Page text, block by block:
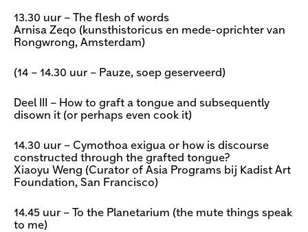
13.30 uur – The flesh of words
Arnisa Zeqo (kunsthistoricus en mede-oprichter van
Rongwrong, Amsterdam)
(14 – 14.30 uur – Pauze, soep geserveerd)
Deel III – How to graft a tongue and subsequently
disown it (or perhaps even cook it)
14.30 uur – Cymothoa exigua or how is discourse
constructed through the grafted tongue?
Xiaoyu Weng (Curator of Asia Programs bij Kadist Art
Foundation, San Francisco)
14.45 uur – To the Planetarium (the mute things speak
to me)